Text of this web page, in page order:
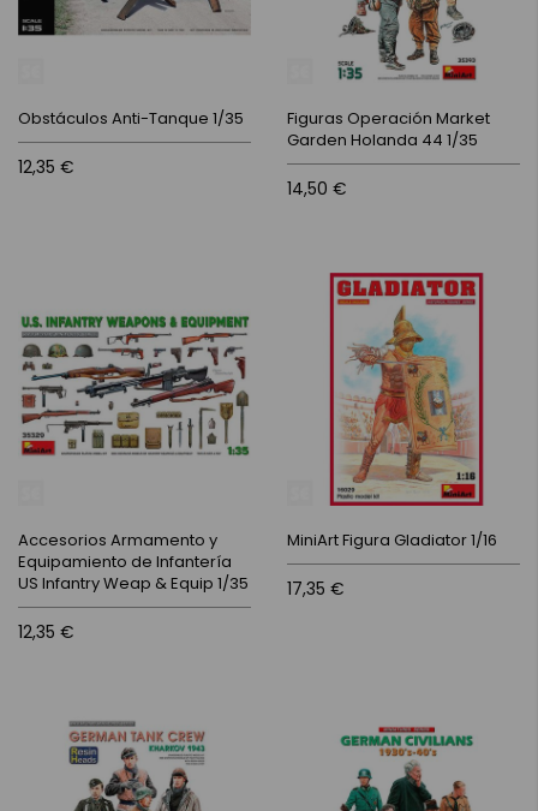
Obstáculos Anti-Tanque 1/35
12,35 €
Figuras Operación Market
Garden Holanda 44 1/35
14,50 €
Accesorios Armamento y
Equipamiento de Infantería
US Infantry Weap & Equip 1/35
12,35 €
MiniArt Figura Gladiator 1/16
17,35 €